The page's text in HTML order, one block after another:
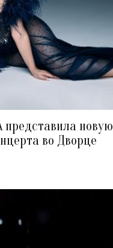
представила новую
во Дворце